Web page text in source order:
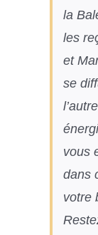
la
les
et
se
vous
dans
votre